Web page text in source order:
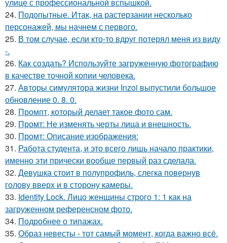
24. Подопытные. Итак, на растерзании несколько
персонажей, мы начнем с первого.
25. В том случае, если кто-то вдруг потерял меня из виду
-.
26. Как создать? Используйте загруженную фотографию
в качестве точной копии человека.
27. Авторы симулятора жизни Inzoi выпустили большое
обновление 0. 8. 0.
28. Промпт, который делает такое фото сам.
29. Промт: Не изменять черты лица и внешность.
30. Промт: Описание изображения:
31. Работа студента, и это всего лишь начало практики,
именно эти прически вообще первый раз сделала.
32. Девушка стоит в полупрофиль, слегка повернув
голову вверх и в сторону камеры.
33. Identity Lock. Лицо женщины строго 1: 1 как на
загруженном референсном фото.
34. Подробнее о типажах.
35. Образ невесты - тот самый момент, когда важно всё.